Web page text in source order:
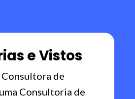
e Vistos
de
Consultoria de